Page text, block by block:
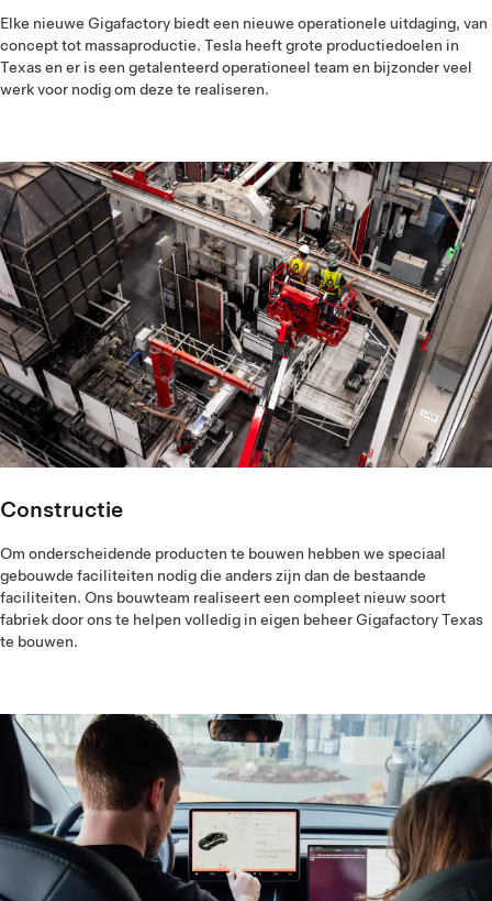
Elke nieuwe Gigafactory biedt een nieuwe operationele uitdaging, van
concept tot massaproductie. Tesla heeft grote productiedoelen in
Texas en er is een getalenteerd operationeel team en bijzonder veel
werk voor nodig om deze te realiseren.
Om onderscheidende producten te bouwen hebben we speciaal
gebouwde faciliteiten nodig die anders zijn dan de bestaande
faciliteiten. Ons bouwteam realiseert een compleet nieuw soort
fabriek door ons te helpen volledig in eigen beheer Gigafactory Texas
te bouwen.
Constructie